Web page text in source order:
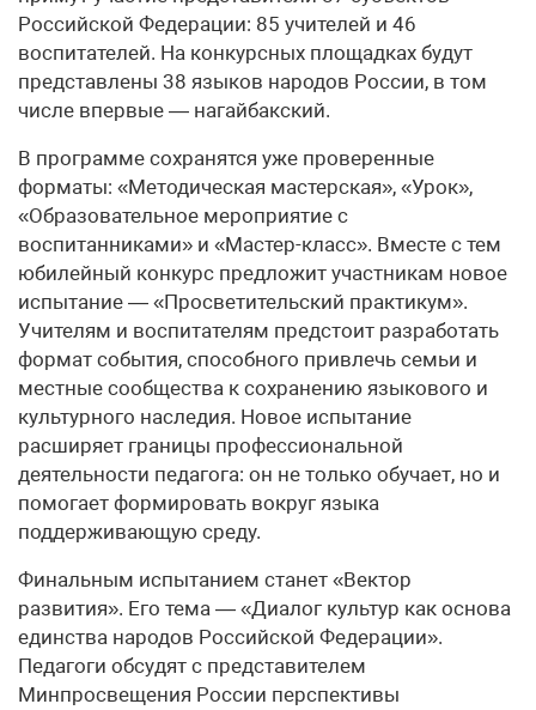
Российской Федерации: 85 учителей и 46
воспитателей. На конкурсных площадках будут
представлены 38 языков народов России, в том
числе впервые — нагайбакский.
В программе сохранятся уже проверенные
форматы: «Методическая мастерская», «Урок»,
«Образовательное мероприятие с
воспитанниками» и «Мастер-класс». Вместе с тем
юбилейный конкурс предложит участникам новое
испытание — «Просветительский практикум».
Учителям и воспитателям предстоит разработать
формат события, способного привлечь семьи и
местные сообщества к сохранению языкового и
культурного наследия. Новое испытание
расширяет границы профессиональной
деятельности педагога: он не только обучает, но и
помогает формировать вокруг языка
поддерживающую среду.
Финальным испытанием станет «Вектор
развития». Его тема — «Диалог культур как основа
единства народов Российской Федерации».
Педагоги обсудят с представителем
Минпросвещения России перспективы